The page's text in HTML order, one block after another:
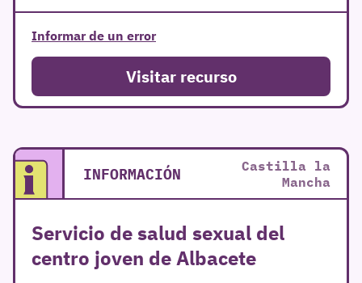
Informar de un error
Visitar recurso
INFORMACIÓN
Castilla la
Mancha
Servicio de salud sexual del
centro joven de Albacete